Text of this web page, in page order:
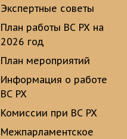
Экспертные советы
План работы ВС РХ на
2026 год
План мероприятий
Информация о работе
ВС РХ
Комиссии при ВС РХ
Межпарламентское